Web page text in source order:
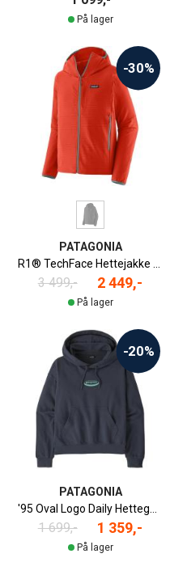
På lager
-30%
PATAGONIA
R1® TechFace Hettejakke Herre
3 499,- 2 449,-
På lager
-20%
PATAGONIA
1 699,- 1 359,-
På lager